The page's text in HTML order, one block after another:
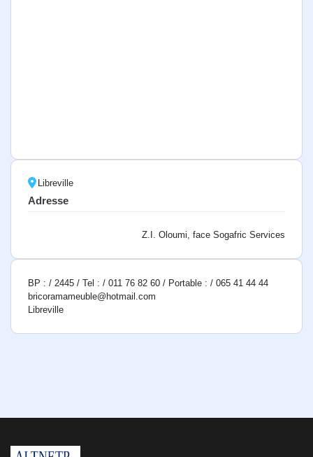
Libreville
Adresse
Z.I. Oloumi, face Sogafric Services
BP : / 2445 / Tel : / 011 76 82 60 / Portable : / 065 41 44 44
bricoramameuble@hotmail.com
Libreville